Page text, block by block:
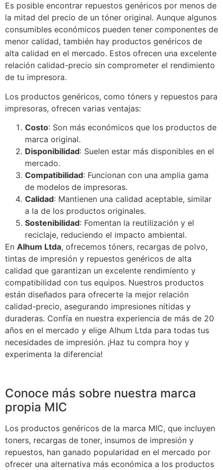
Es posible encontrar repuestos genéricos por menos de
la mitad del precio de un tóner original. Aunque algunos
consumibles económicos pueden tener componentes de
menor calidad, también hay productos genéricos de
alta calidad en el mercado. Estos ofrecen una excelente
relación calidad-precio sin comprometer el rendimiento
de tu impresora.
Los productos genéricos, como tóners y repuestos para
impresoras, ofrecen varias ventajas:
Costo: Son más económicos que los productos de
marca original.
Disponibilidad: Suelen estar más disponibles en el
mercado.
Compatibilidad: Funcionan con una amplia gama
de modelos de impresoras.
Calidad: Mantienen una calidad aceptable, similar
a la de los productos originales.
Sostenibilidad: Fomentan la reutilización y el
reciclaje, reduciendo el impacto ambiental.
En Alhum Ltda, ofrecemos tóners, recargas de polvo,
tintas de impresión y repuestos genéricos de alta
calidad que garantizan un excelente rendimiento y
compatibilidad con tus equipos. Nuestros productos
están diseñados para ofrecerte la mejor relación
calidad-precio, asegurando impresiones nítidas y
duraderas. Confía en nuestra experiencia de más de 20
años en el mercado y elige Alhum Ltda para todas tus
necesidades de impresión. ¡Haz tu compra hoy y
experimenta la diferencia!
Conoce más sobre nuestra marca
propia MIC
Los productos genéricos de la marca MIC, que incluyen
toners, recargas de toner, insumos de impresión y
repuestos, han ganado popularidad en el mercado por
ofrecer una alternativa más económica a los productos